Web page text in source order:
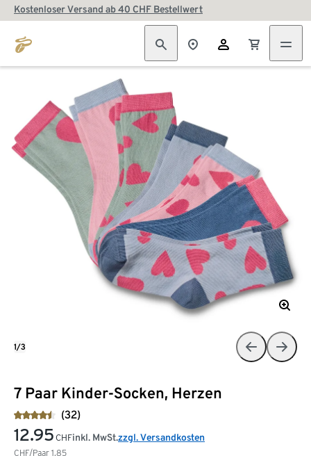
Kostenloser Versand ab 40 CHF Bestellwert
7 Paar Kinder-Socken, Herzen
(32)
12.95 CHF
CHF/Paar 1.85
inkl. MwSt.zzgl. Versandkosten
1/3